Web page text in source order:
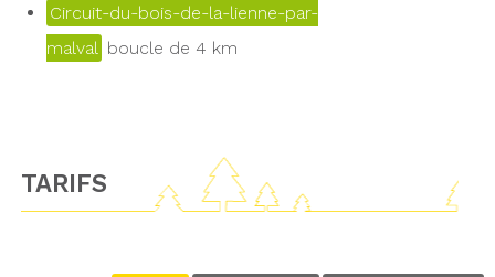
Circuit-du-bois-de-la-lienne-par-
malval boucle de 4 km
TARIFS